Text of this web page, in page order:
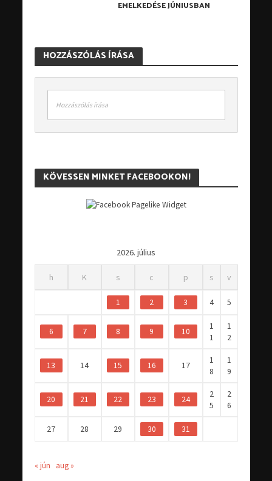
EMELKEDÉSE JÚNIUSBAN
HOZZÁSZÓLÁS ÍRÁSA
Hozzászólás írása
KÖVESSEN MINKET FACEBOOKON!
2026. július
h K s c p s v
1 2 3 4 5
6 7 8 9 10
1
1
1
2
13 14 15 16 17
1
8
1
9
20 21 22 23 24
2
5
2
6
27 28 29 30 31
« jún aug »